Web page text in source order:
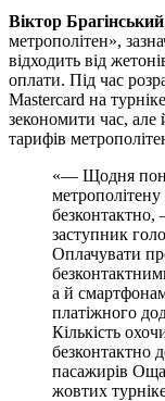
Віктор Брагінський
метрополітен»,
відходить від
оплати. Під час
Mastercard на
зекономити час, але
тарифів
«— Щодня
заступник
Оплачувати
а й
платіжного
Кількість
безконтактно
пасажирів
жовтих